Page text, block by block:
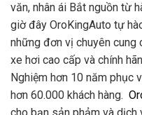
văn, nhân ái Bắt nguồn từ
giờ đây OroKingAuto tự
những đơn vị chuyên
xe hơi cao cấp và chính
Nghiệm hơn 10 năm phục
hơn 60.000 khách hàng.